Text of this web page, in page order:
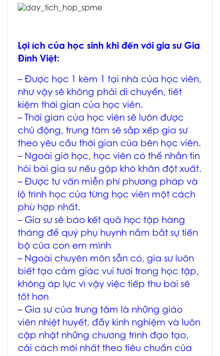
Lợi ích của học sinh khi đến với gia sư Gia
Đình Việt:
– Được học 1 kèm 1 tại nhà của học viên,
như vậy sẽ không phải di chuyển, tiết
kiệm thời gian của học viên.
– Thời gian của học viên sẽ luôn được
chủ động, trung tâm sẽ sắp xếp gia sư
theo yêu cầu thời gian của bên học viên.
– Ngoài giờ học, học viên có thể nhắn tin
hỏi bài gia sư nếu gặp khó khăn đột xuất.
– Được tư vấn miễn phí phương pháp và
lộ trình học của từng học viên một cách
phù hợp nhất.
– Gia sư sẽ báo kết quả học tập hàng
tháng để quý phụ huynh nắm bắt sự tiến
bộ của con em mình
– Ngoài chuyên môn sẵn có, gia sư luôn
biết tạo cảm giác vui tươi trong học tập,
không áp lực vì vậy việc tiếp thu bài sẽ
tốt hơn
– Gia sư của trung tâm là những giáo
viên nhiệt huyết, đầy kinh nghiệm và luôn
cập nhật những chương trình đạo tạo,
cải cách mới nhất theo tiêu chuẩn của